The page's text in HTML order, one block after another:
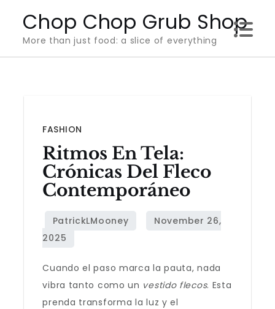
content
Chop Chop Grub Shop
More than just food: a slice of everything
FASHION
Ritmos En Tela:
Crónicas Del Fleco
Contemporáneo
Cuando el paso marca la pauta, nada
vibra tanto como un vestido flecos. Esta
prenda transforma la luz y el